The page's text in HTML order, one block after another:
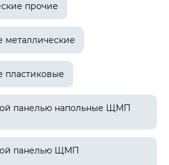
прочие
металлические
пластиковые
панелью напольные ЩМП
панелью ЩМП